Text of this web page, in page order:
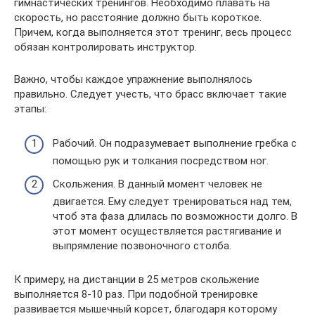
гимнастических тренингов. Необходимо плавать на
скорость, но расстояние должно быть короткое.
Причем, когда выполняется этот тренинг, весь процесс
обязан контролировать инструктор.
Важно, чтобы каждое упражнение выполнялось
правильно. Следует учесть, что брасс включает такие
этапы:
Рабочий. Он подразумевает выполнение гребка с
помощью рук и толкания посредством ног.
Скольжения. В данный момент человек не
двигается. Ему следует тренироваться над тем,
чтоб эта фаза длилась по возможности долго. В
этот момент осуществляется растягивание и
выпрямление позвоночного столба.
К примеру, на дистанции в 25 метров скольжение
выполняется 8-10 раз. При подобной тренировке
развивается мышечный корсет, благодаря которому